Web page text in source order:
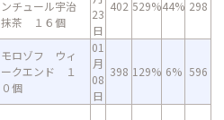
ンチュール宇治
抹茶 １６個
23
日
402 529%44% 298
モロゾフ ウィ
ークエンド １
０個
01
月
08
日
398 129% 6% 596